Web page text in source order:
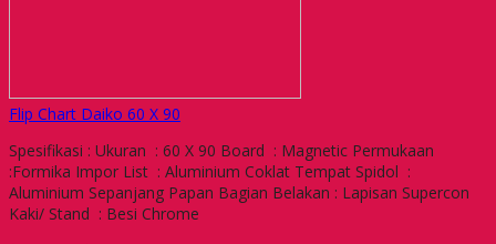
Flip Chart Daiko 60 X 90
Spesifikasi : Ukuran : 60 X 90 Board : Magnetic Permukaan
:Formika Impor List : Aluminium Coklat Tempat Spidol :
Aluminium Sepanjang Papan Bagian Belakan : Lapisan Supercon
Kaki/ Stand : Besi Chrome